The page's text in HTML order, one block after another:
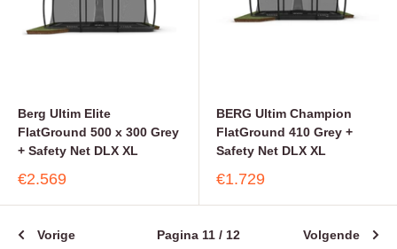
Berg Ultim Elite
FlatGround 500 x 300 Grey
+ Safety Net DLX XL
€2.569
BERG Ultim Champion
FlatGround 410 Grey +
Safety Net DLX XL
€1.729
Vorige Pagina 11 / 12 Volgende